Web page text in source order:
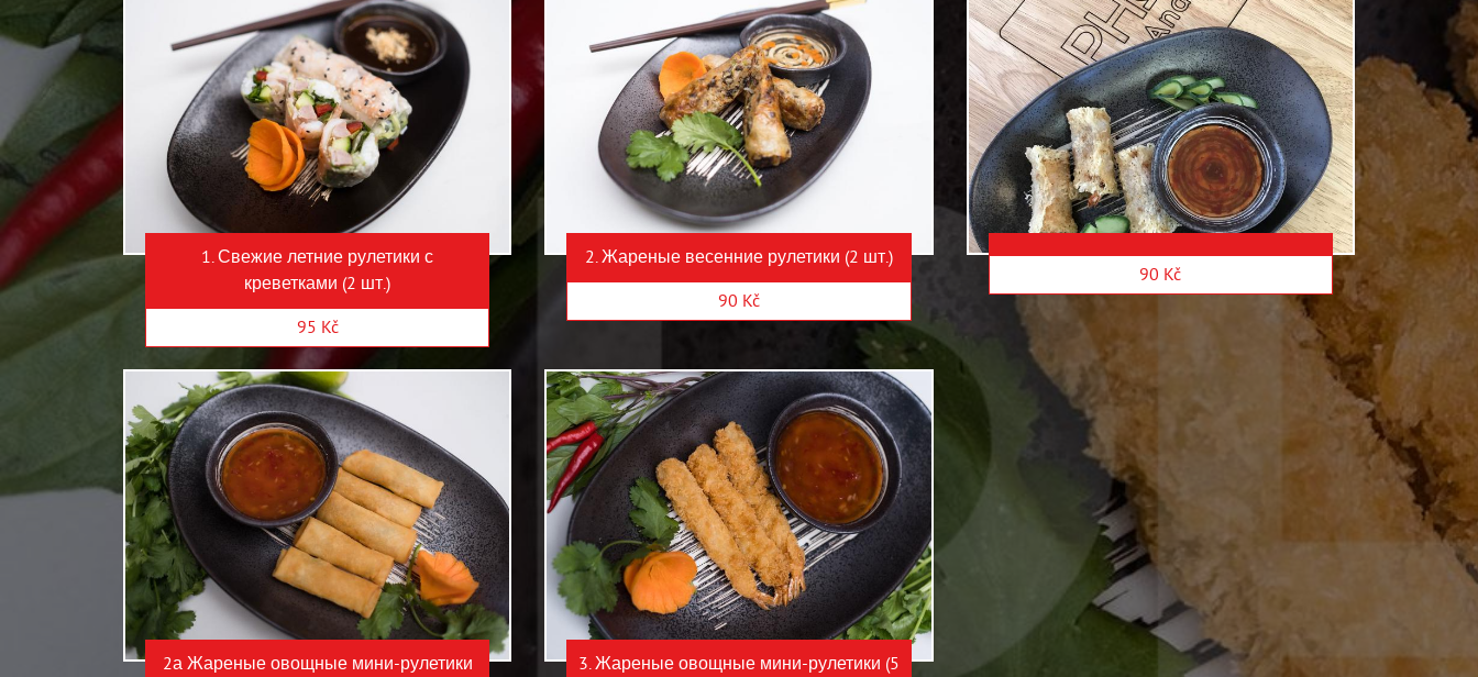
1. Свежие летние рулетики с
креветками (2 шт.)
95 Kč
2. Жареные весенние рулетики (2 шт.)
90 Kč
90 Kč
2а Жареные овощные мини-рулетики
3. Жареные овощные мини-рулетики (5